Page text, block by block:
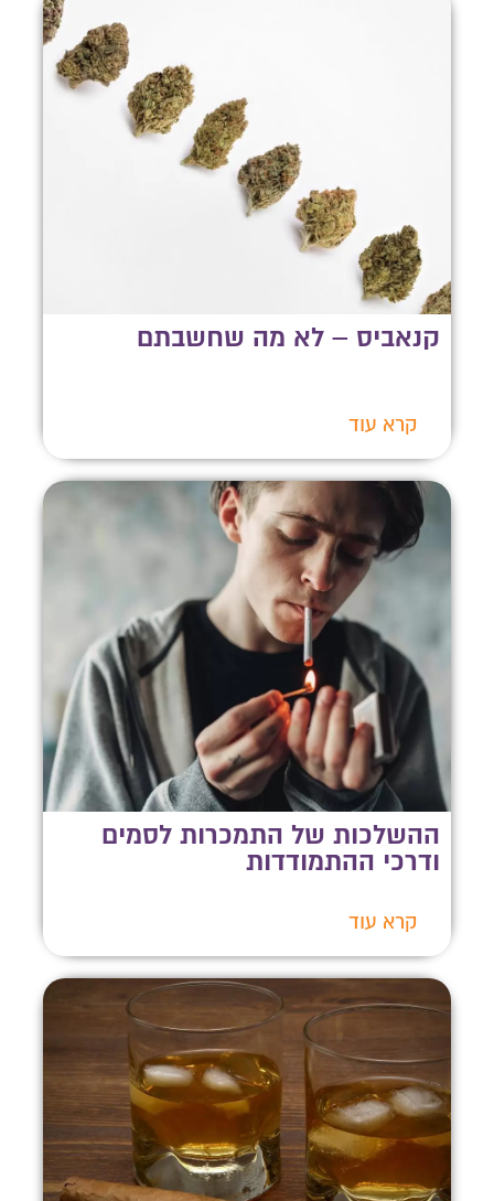
קנאביס – לא מה שחשבתם
קרא עוד
ההשלכות של התמכרות לסמים
ודרכי ההתמודדות
קרא עוד